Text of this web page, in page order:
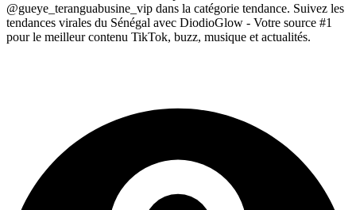
@gueye_teranguabusine_vip dans la catégorie tendance. Suivez les
tendances virales du Sénégal avec DiodioGlow - Votre source #1
pour le meilleur contenu TikTok, buzz, musique et actualités.